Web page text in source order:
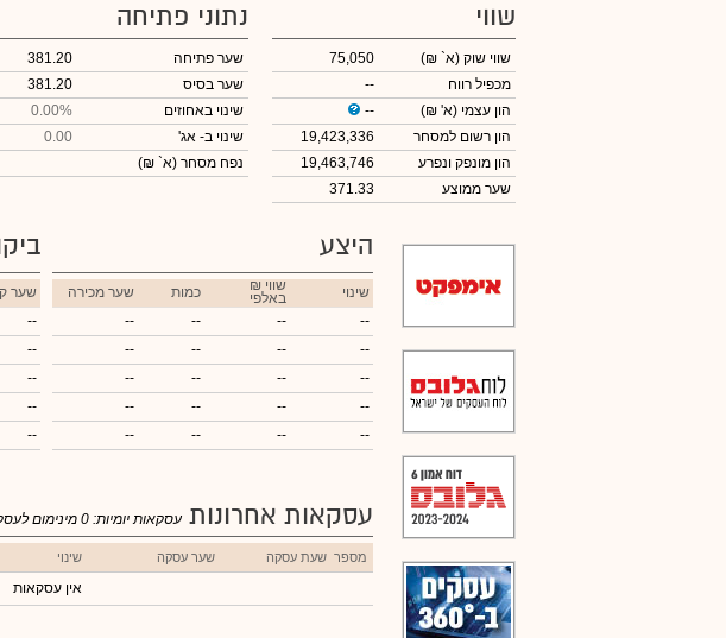
שווי
שווי שוק (א` ₪)
75,050
מכפיל רווח
--
הון עצמי (א' ₪)
--
הון רשום למסחר
19,423,336
הון מונפק ונפרע
19,463,746
שער ממוצע
371.33
נתוני פתיחה
שער פתיחה
381.20
שער בסיס
381.20
שינוי באחוזים
0.00%
שינוי ב- אג'
0.00
נפח מסחר (א` ₪)
היצע
שינוי ₪ שווי
באלפי כמות
שער מכירה
--
--
--
--
--
--
--
--
--
--
--
--
--
--
--
--
--
--
--
--
שער
--
--
--
--
--
עסקאות אחרונות עסקאות יומיות: 0 מינימום
מספר שעת עסקה שער עסקה שינוי
אין עסקאות